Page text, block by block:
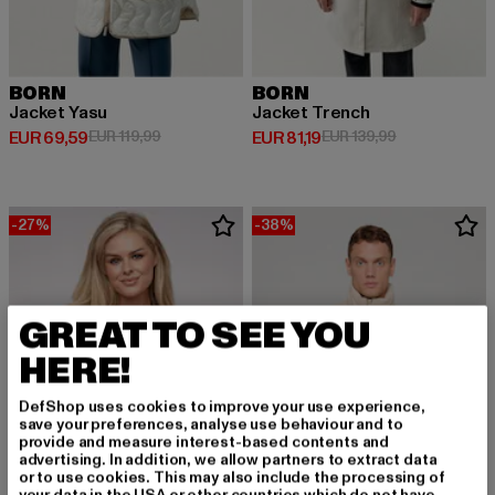
BORN
Jacket Yasu
EUR 69,59
Derzeitiger Preis: EUR 69,59
EUR 119,99Aktionspreis: EUR 119,99
BORN
Jacket Trench
EUR 81,19
Derzeitiger Preis: EUR 81,19
EUR 139,99Aktionspreis:
-27% -38%
GREAT TO SEE YOU
HERE!
DefShop uses cookies to improve your use experience,
save your preferences, analyse use behaviour and to
provide and measure interest-based contents and
advertising. In addition, we allow partners to extract data
or to use cookies. This may also include the processing of